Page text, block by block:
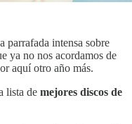
parrafada intensa sobre
ya no nos acordamos de
aquí otro año más.
lista de mejores discos de